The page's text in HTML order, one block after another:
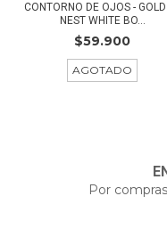
CONTORNO DE OJOS - GOLD
NEST WHITE BO...
$59.900
AGOTADO
Por